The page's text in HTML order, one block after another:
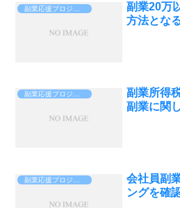
副業20万
方法とな
副業応援プロジェクト
副業所得
副業に関
会社員副
ングを確